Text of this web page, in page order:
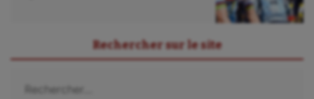
Rechercher sur le site